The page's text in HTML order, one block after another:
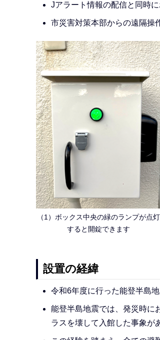
Jアラート情報の配信と同時
市災害対策本部からの遠隔操
（1）ボックス中央の緑のランプが点灯
すると開錠できます
設置の経緯
令和6年度に行った能登半島
能登半島地震では、発災時に
ラスを壊して入館した事象が